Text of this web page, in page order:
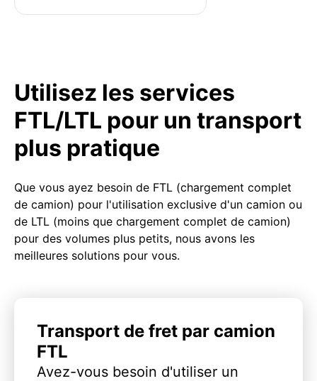
Utilisez les services
FTL/LTL pour un transport
plus pratique
Que vous ayez besoin de FTL (chargement complet
de camion) pour l'utilisation exclusive d'un camion ou
de LTL (moins que chargement complet de camion)
pour des volumes plus petits, nous avons les
meilleures solutions pour vous.
Transport de fret par camion
FTL
Avez-vous besoin d'utiliser un